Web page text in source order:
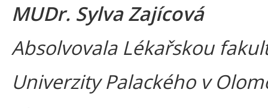
MUDr. Sylva Zajícová
Absolvovala Lékařskou
Univerzity Palackého v